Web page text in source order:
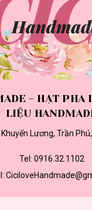
- HẠT PHA
LIỆU
Lương, Trần
Tel: 0916.32.1102